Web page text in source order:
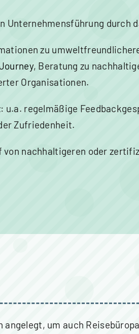
Unternehmensführung durch
zu
, Beratung zu
Organisationen.
: u.a. regelmäßige
Zufriedenheit.
von nachhaltigeren oder
um auch